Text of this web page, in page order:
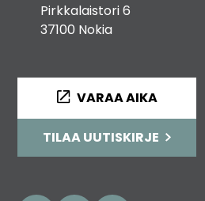
Pirkkalaistori 6
37100 Nokia
VARAA AIKA
TILAA UUTISKIRJE